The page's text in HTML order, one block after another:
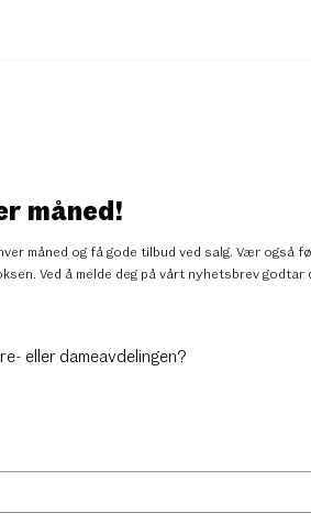
måned!
måned og få gode tilbud ved salg. Vær også
Ved å melde deg på vårt nyhetsbrev godtar
eller dameavdelingen?